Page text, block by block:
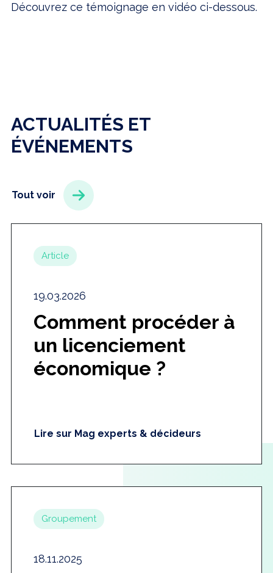
Découvrez ce témoignage en vidéo ci-dessous.
ACTUALITÉS ET
ÉVÉNEMENTS
Tout voir
Article
19.03.2026
Comment procéder à
un licenciement
économique ?
Lire sur Mag experts & décideurs
Groupement
18.11.2025